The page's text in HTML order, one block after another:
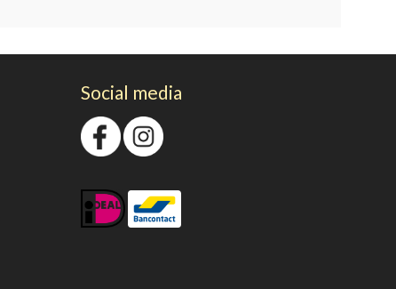
Social media